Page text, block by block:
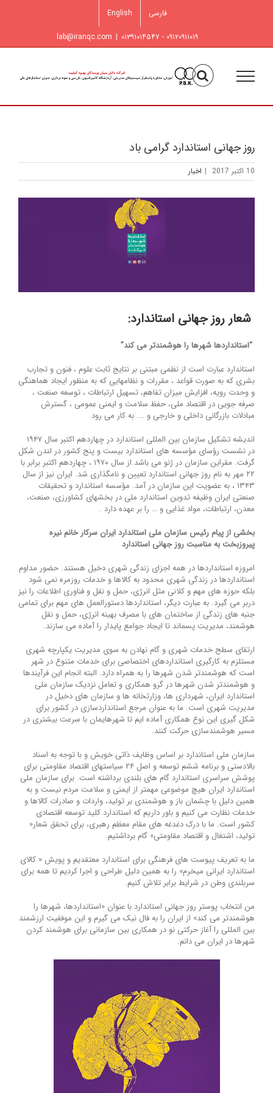
فارسی English
۰۹۱۲۰۹۱۱۰۱۹ - ۰۱۳۹۱۰۱۴۵۴۷ |
lab@iranqc.com
روز جهانی استاندارد گرامی باد
10 اکتبر 2017 | اخبار
شعار روز جهانی استاندارد:
“استانداردها شهرها را هوشمندتر می کند”
استاندارد عبارت است از نظمی مبتنی بر نتایج ثابت علوم ، فنون و تجارب
بشری که به صورت قواعد ، مقررات و نظامهایی که به منظور ایجاد هماهنگی
و وحدت رویه، افزایش میزان تفاهم، تسهیل ارتباطات ، توسعه صنعت ،
صرفه جویی در اقتصاد ملی، حفظ سلامت و ایمنی عمومی ، گسترش
مبادلات بازرگانی داخلی و خارجی و …. به کار می رود.
اندیشه تشکیل سازمان بین المللی استاندارد در چهاردهم اکتبر سال ۱۹۴۷
در نشست رؤسای مؤسسه های استاندارد بیست و پنج کشور در لندن شکل
گرفت. مقراین سازمان در ژنو می باشد.از سال ۱۹۷۰ ، چهاردهم اکتبر برابر با
۲۲ مهر به نام روز جهانی استاندارد تعیین و نامگذاری شد. ایران نیز از سال
۱۳۴۳ ، به عضویت این سازمان در آمد. مؤسسه استاندارد و تحقیقات
صنعتی ایران وظیفه تدوین استاندارد ملی در بخشهای کشاورزی، صنعت،
معدن، ارتباطات، مواد غذایی و … را بر عهده دارد .
بخشی از پیام رئیس سازمان ملی استاندارد ایران سرکار خانم نیره
پیروزبخت به مناسبت روز جهانی استاندارد
امروزه استانداردها در همه اجزای زندگی شهری دخیل هستند. حضور مداوم
استانداردها در زندگی شهری محدود به کالاها و خدمات روزمره نمی شود
بلکه حوزه های مهم و کلانی مثل انرژی، حمل و نقل و فناوری اطلاعات را نیز
دربر می گیرد. به عبارت دیگر، استانداردها دستورالعمل های مهم برای تمامی
جنبه های زندگی از ساختمان های با مصرف بهینه انرژی، حمل و نقل
هوشمند، مدیریت پسماند تا ایجاد جوامع پایدار را آماده می سازند.
ارتقای سطح خدمات شهری و گام نهادن به سوی مدیریت یکپارچه شهری
مستلزم به کارگیری استانداردهای اختصاصی برای خدمات متنوع در شهر
است که هوشمندتر شدن شهرها را به همراه دارد. البته انجام این فرآیندها
و هوشمندتر شدن شهرها در گرو همکاری و تعامل نزدیک سازمان ملی
استاندارد ایران، شهرداری ها، وزارتخانه ها و سازمان های دخیل در
مدیریت شهری است. ما به عنوان مرجع استانداردسازی در کشور برای
شکل گیری این نوع همکاری آماده ایم تا شهرهایمان با سرعت بیشتری در
مسیر هوشمندسازی حرکت کنند.
سازمان ملی استاندارد بر اساس وظایف ذاتی خویش و با توجه به اسناد
بالادستی و برنامه ششم توسعه و اصل ۲۴ سیاستهای اقتصاد مقاومتی برای
پوشش سراسری استاندارد گام های بلندی برداشته است. برای سازمان ملی
استاندارد ایران هیچ موضوعی مهمتر از ایمنی و سلامت مردم نیست و به
همین دلیل با چشمان باز و هوشمندی بر تولید، واردات و صادرات کالاها و
خدمات نظارت می کنیم و باور داریم که استاندارد کلید توسعه اقتصادی
کشور است. ما با درک دغدغه های مقام معظم رهبری، برای تحقق شعار«
تولید، اشتغال و اقتصاد مقاومتی» گام برداشتیم.
ما به تعریف پیوست های فرهنگی برای استاندارد معتقدیم و پویش « کالای
استاندارد ایرانی میخرم» را به همین دلیل طراحی و اجرا کردیم تا همه برای
سربلندی وطن در شرایط برابر تلاش کنیم.
من انتخاب پوستر روز جهانی استاندارد با عنوان «استانداردها، شهرها را
هوشمندتر می کند» از ایران را به فال نیک می گیرم و این موفقیت ارزشمند
بین المللی را آغاز حرکتی نو در همکاری بین سازمانی برای هوشمند کردن
شهرها در ایران می دانم.